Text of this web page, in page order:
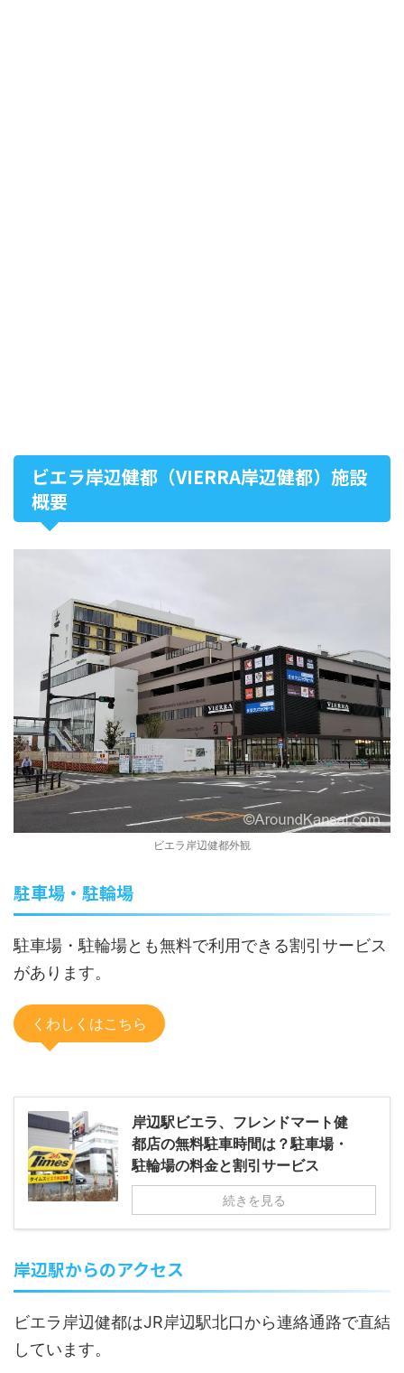
ビエラ岸辺健都（VIERRA岸辺健都）施設
概要
ビエラ岸辺健都外観
駐車場・駐輪場
駐車場・駐輪場とも無料で利用できる割引サービス
があります。
くわしくはこちら
岸辺駅ビエラ、フレンドマート健
都店の無料駐車時間は？駐車場・
駐輪場の料金と割引サービス
続きを見る
岸辺駅からのアクセス
ビエラ岸辺健都はJR岸辺駅北口から連絡通路で直結
しています。